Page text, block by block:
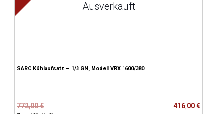
Ausverkauft
SARO Kühlaufsatz – 1/3 GN, Modell VRX 1600/380
772,00€Ursprünglicher
416,00€
Aktueller